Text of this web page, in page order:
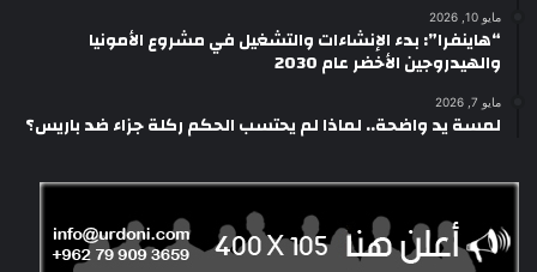
مايو 10, 2026
“هاينفرا”: بدء الإنشاءات والتشغيل في مشروع الأمونيا
والهيدروجين الأخضر عام 2030
مايو 7, 2026
لمسة يد واضحة.. لماذا لم يحتسب الحكم ركلة جزاء ضد باريس؟